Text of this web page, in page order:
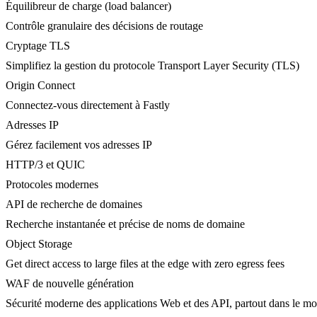
Équilibreur de charge (load balancer)
Contrôle granulaire des décisions de routage
Cryptage TLS
Simplifiez la gestion du protocole Transport Layer Security (TLS)
Origin Connect
Connectez-vous directement à Fastly
Adresses IP
Gérez facilement vos adresses IP
HTTP/3 et QUIC
Protocoles modernes
API de recherche de domaines
Recherche instantanée et précise de noms de domaine
Object Storage
Get direct access to large files at the edge with zero egress fees
WAF de nouvelle génération
Sécurité moderne des applications Web et des API, partout dans le